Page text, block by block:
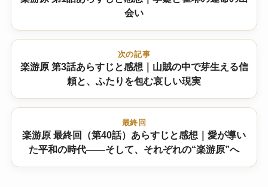
会い
次の記事
楽游原 第3話あらすじと感想｜山賊の中で芽生える信
頼と、ふたりを包む哀しい現実
最終回
楽游原 最終回（第40話）あらすじと感想｜愛が導い
た平和の時代――そして、それぞれの“楽游原”へ